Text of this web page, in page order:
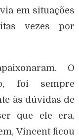
em situações
vezes por
O
foi sempre
às dúvidas de
que ele era.
Vincent ficou